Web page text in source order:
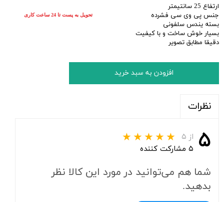
ارتفاع 25 سانتیمتر
جنس پی وی سی فشرده
بسته یندس سلفونی
بسیار خوش ساخت و با کیفیت
دقیقا مطابق تصویر
افزودن به سبد خرید
نظرات
۵ از ۵
۵ مشارکت کننده
شما هم می‌توانید در مورد این کالا نظر
بدهید.
تحویل به پست تا 24 ساعت کاری